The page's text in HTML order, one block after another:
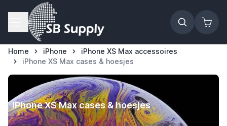
Ga naar de inhoud
Home iPhone
iPhone XS Max accessoires
iPhone XS Max cases & hoesjes
iPhone XS Max cases & hoesjes